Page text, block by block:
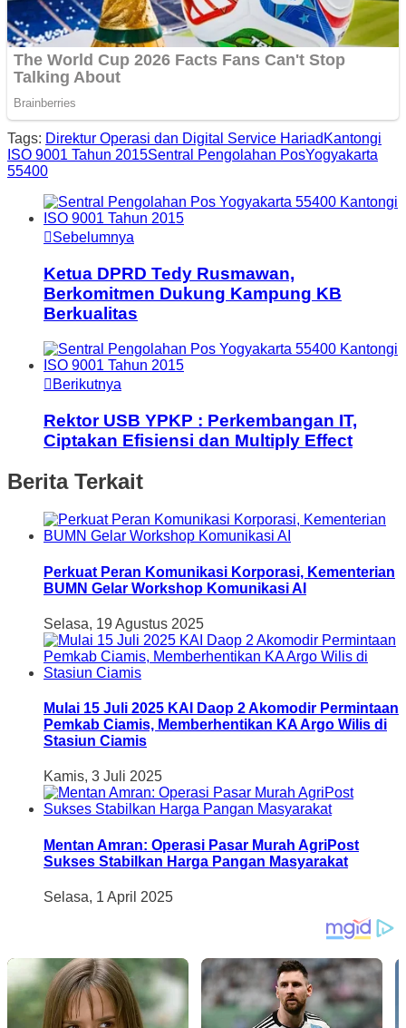
Tags: Direktur Operasi dan Digital Service Hariad Kantongi
ISO 9001 Tahun 2015Sentral Pengolahan PosYogyakarta
55400
Sebelumnya
Ketua DPRD Tedy Rusmawan,
Berkomitmen Dukung Kampung KB
Berkualitas
Berikutnya
Rektor USB YPKP : Perkembangan IT,
Ciptakan Efisiensi dan Multiply Effect
Berita Terkait
Perkuat Peran Komunikasi Korporasi, Kementerian
BUMN Gelar Workshop Komunikasi AI
Selasa, 19 Agustus 2025
Mulai 15 Juli 2025 KAI Daop 2 Akomodir Permintaan
Pemkab Ciamis, Memberhentikan KA Argo Wilis di
Stasiun Ciamis
Kamis, 3 Juli 2025
Mentan Amran: Operasi Pasar Murah AgriPost
Sukses Stabilkan Harga Pangan Masyarakat
Selasa, 1 April 2025